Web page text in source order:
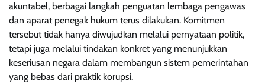
akuntabel, berbagai langkah penguatan lembaga pengawas
dan aparat penegak hukum terus dilakukan. Komitmen
tersebut tidak hanya diwujudkan melalui pernyataan politik,
tetapi juga melalui tindakan konkret yang menunjukkan
keseriusan negara dalam membangun sistem pemerintahan
yang bebas dari praktik korupsi.